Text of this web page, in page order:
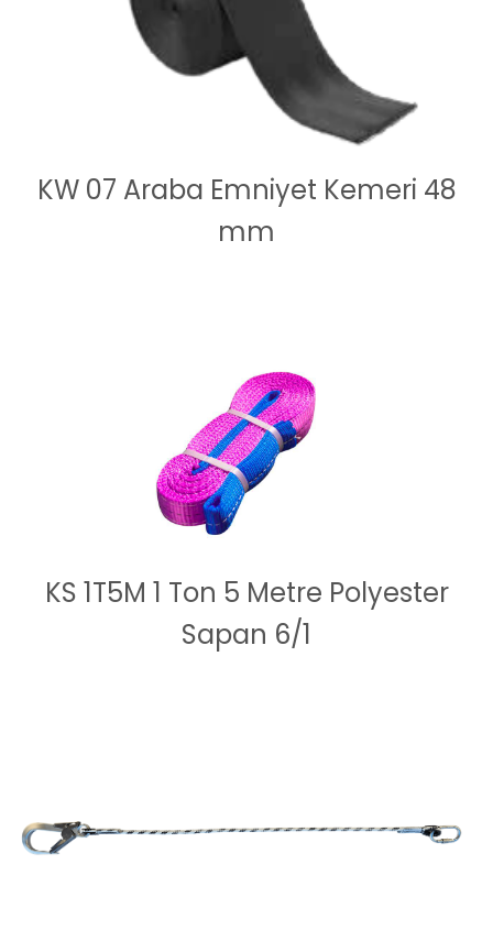
KW 07 Araba Emniyet Kemeri 48
mm
KS 1T5M 1 Ton 5 Metre Polyester
Sapan 6/1